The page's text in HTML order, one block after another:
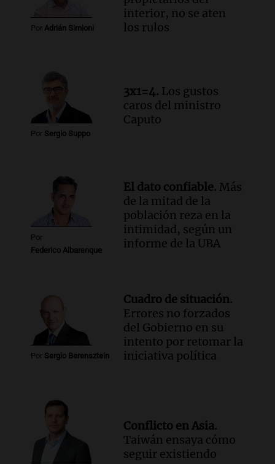
Altas Cumbres: rescataron a una
cabra que llevaba ocho días atrapada en
Audio.
Chile planteó mejorar la
conectividad fronteriza, aérea y digital
con Jujuy
Panorama Federal
Episodios
Por Adrián Simioni
interior, no se aten
los rulos
Por Sergio Suppo
3x1=4. Los gustos
caros del ministro
Caputo
Por
Federico Albarenque
El dato confiable. Más
de la mitad de la
población reza en la
intimidad, según un
informe de la UBA
Por Sergio Berensztein
Cuadro de situación.
Errores no forzados
del Gobierno en su
intento por retomar la
iniciativa política
Conflicto en Asia.
Taiwán ensaya cómo
seguir existiendo